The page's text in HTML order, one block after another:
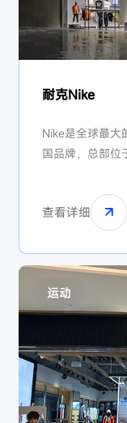
耐克Nike
Nike是全球最大
国品牌，总部位
查看详细
运动